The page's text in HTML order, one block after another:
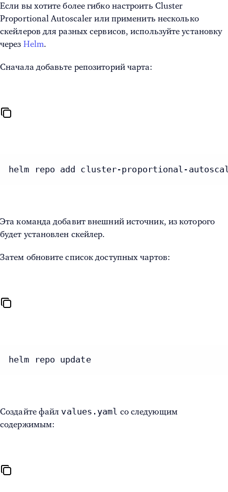
Если вы хотите более гибко настроить Cluster
Proportional Autoscaler или применить несколько
скейлеров для разных сервисов, используйте установку
через Helm.
Сначала добавьте репозиторий чарта:
helm repo add cluster-proportional-
Эта команда добавит внешний источник, из которого
будет установлен скейлер.
Затем обновите список доступных чартов:
helm repo update
Создайте файл values.yaml со следующим
содержимым: